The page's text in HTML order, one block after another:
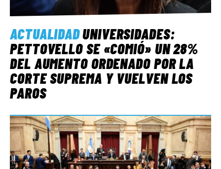
ACTUALIDADUNIVERSIDADES:
PETTOVELLO SE «COMIÓ» UN 28%
DEL AUMENTO ORDENADO POR LA
CORTE SUPREMA Y VUELVEN LOS
PAROS